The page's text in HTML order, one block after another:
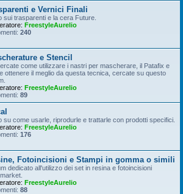
e Vernici Finali
sui trasparenti e la cera Future.
FreestyleAurelio
240
e Stencil
come utilizzare i nastri per mascherare, il Patafix e
ottenere il meglio da questa tecnica, cercate su questo
FreestyleAurelio
89
su come usarle, riprodurle e trattarle con prodotti specifici.
FreestyleAurelio
176
Fotoincisioni e Stampi in gomma o simili
dedicato all'utilizzo dei set in resina e fotoincisioni
FreestyleAurelio
88